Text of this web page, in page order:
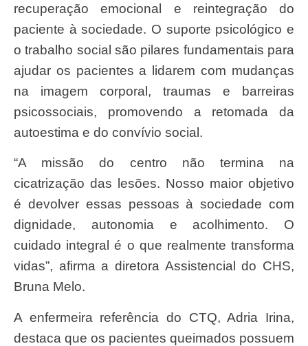
recuperação emocional e reintegração do
paciente à sociedade. O suporte psicológico e
o trabalho social são pilares fundamentais para
ajudar os pacientes a lidarem com mudanças
na imagem corporal, traumas e barreiras
psicossociais, promovendo a retomada da
autoestima e do convívio social.
“A missão do centro não termina na
cicatrização das lesões. Nosso maior objetivo
é devolver essas pessoas à sociedade com
dignidade, autonomia e acolhimento. O
cuidado integral é o que realmente transforma
vidas”, afirma a diretora Assistencial do CHS,
Bruna Melo.
A enfermeira referência do CTQ, Adria Irina,
destaca que os pacientes queimados possuem